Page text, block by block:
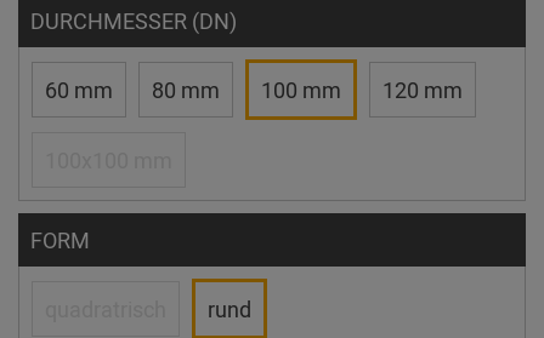
DURCHMESSER (DN)
60 mm 80 mm 100 mm 120 mm
FORM
rund